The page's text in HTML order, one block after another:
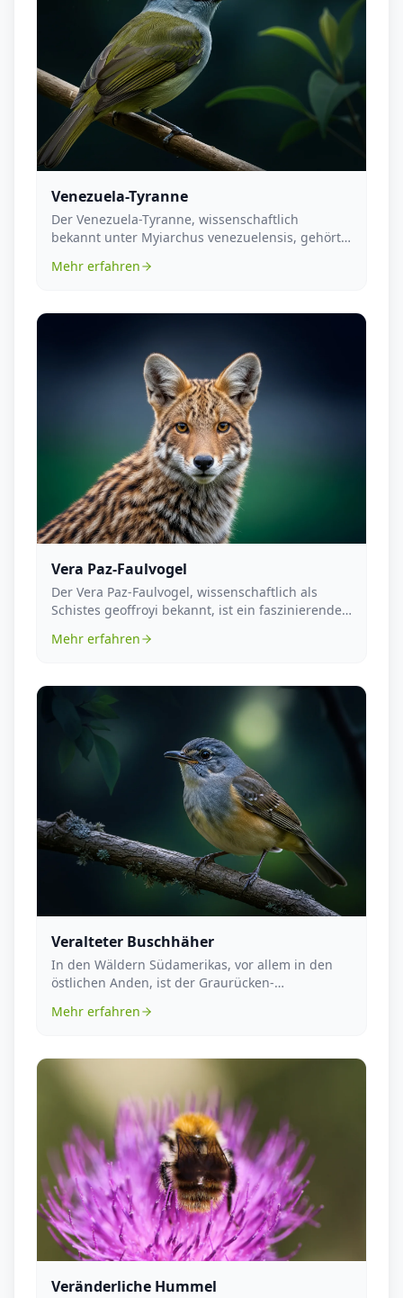
Venezuela-Tyranne
Der Venezuela-Tyranne, wissenschaftlich
bekannt unter Myiarchus venezuelensis, gehört
Mehr erfahren
Vera Paz-Faulvogel
Der Vera Paz-Faulvogel, wissenschaftlich als
Schistes geoffroyi bekannt, ist ein faszinierender
Mehr erfahren
Veralteter Buschhäher
In den Wäldern Südamerikas, vor allem in den
östlichen Anden, ist der Graurücken-
Mehr erfahren
Veränderliche Hummel